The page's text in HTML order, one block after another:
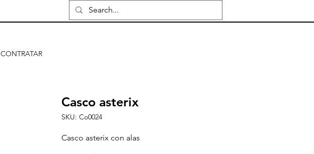
CONTRATAR
Casco asterix
SKU: Co0024
Casco asterix con alas